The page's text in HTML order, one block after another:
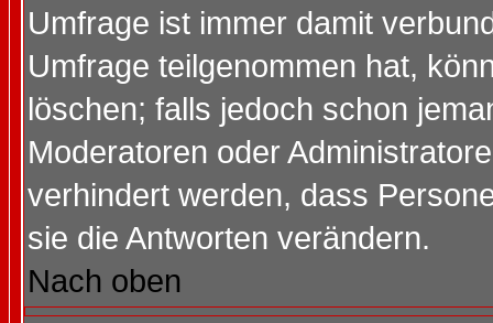
Umfrage ist immer damit
Umfrage teilgenommen hat,
löschen; falls jedoch schon
Moderatoren oder
verhindert werden, dass
sie die Antworten verändern.
Nach oben